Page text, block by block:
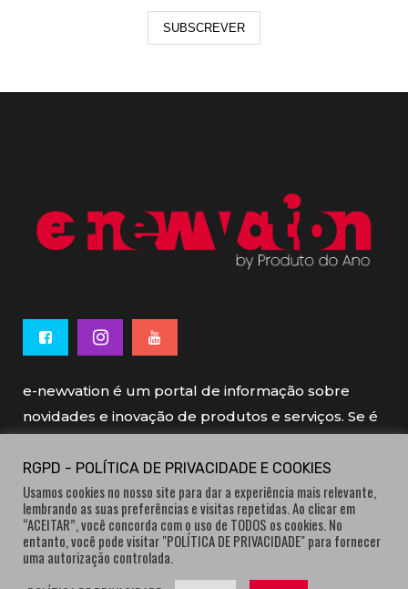
SUBSCREVER
e-newvation é um portal de informação sobre
novidades e inovação de produtos e serviços. Se é
e-newvation tem o patrocínio do “Produto do
Ano”, o prémio de inovação atribuído por
consumidores.
RGPD - POLÍTICA DE PRIVACIDADE E COOKIES
Usamos cookies no nosso site para dar a experiência mais relevante,
lembrando as suas preferências e visitas repetidas. Ao clicar em
“ACEITAR”, você concorda com o uso de TODOS os cookies. No
entanto, você pode visitar "POLÍTICA DE PRIVACIDADE" para fornecer
uma autorização controlada.